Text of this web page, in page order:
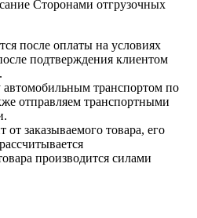
Сторонами отгрузочных
после оплаты на условиях
подтверждения клиентом
транспортом по
отправляем транспортными
от заказываемого товара, его
производится силами